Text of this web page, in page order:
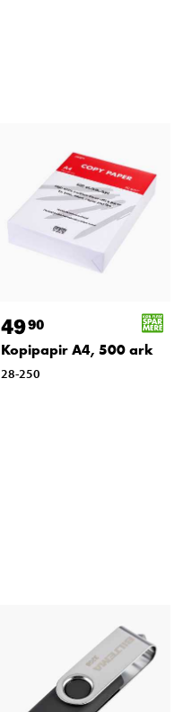
4990
Kopipapir A4, 500 ark
28-250